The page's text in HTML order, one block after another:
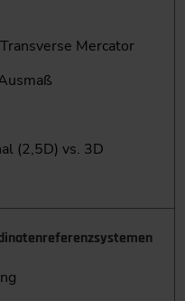
Mercator
(2,5D) vs. 3D